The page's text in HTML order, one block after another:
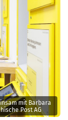
mit Barbara
Post AG